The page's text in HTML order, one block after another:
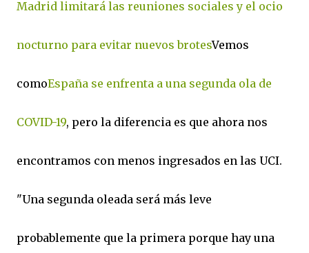
Madrid limitará las reuniones sociales y el ocio
nocturno para evitar nuevos brotes​Vemos
comoEspaña se enfrenta a una segunda ola de
COVID-19, pero la diferencia es que ahora nos
encontramos con menos ingresados en las UCI.
"Una segunda oleada será más leve
probablemente que la primera porque hay una